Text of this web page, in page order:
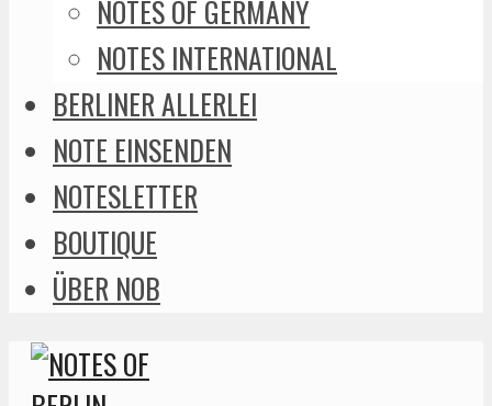
NOTES OF GERMANY
NOTES INTERNATIONAL
BERLINER ALLERLEI
NOTE EINSENDEN
NOTESLETTER
BOUTIQUE
ÜBER NOB